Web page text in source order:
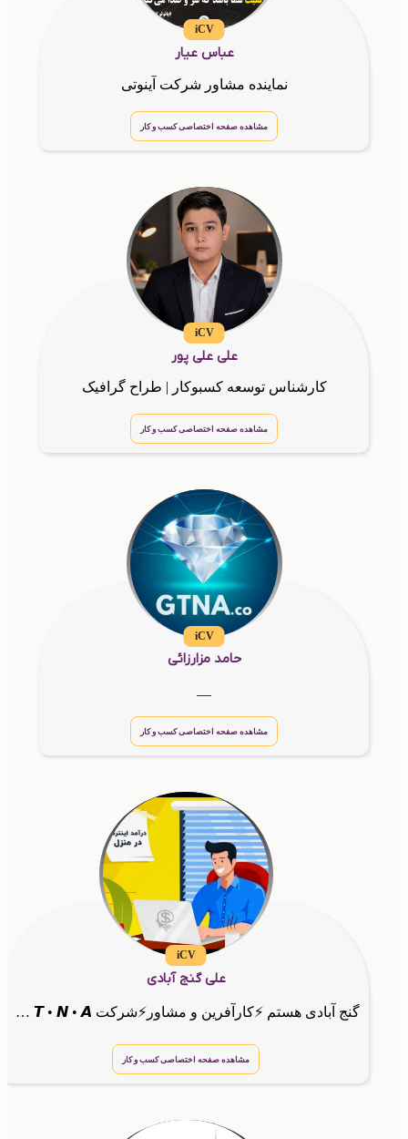
iCV
عباس عیار
نماینده مشاور شرکت آینوتی
مشاهده صفحه اختصاصی کسب و کار
iCV
علی علی پور
کارشناس توسعه کسبوکار | طراح گرافیک
مشاهده صفحه اختصاصی کسب و کار
iCV
حامد مزارزائی
مشاهده صفحه اختصاصی کسب و کار
iCV
علی گنج آبادی
گنج آبادی هستم ⚡کارآفرین و مشاور⚡شرکت 𝙂 • 𝙏 • 𝙉 • 𝘼
مشاهده صفحه اختصاصی کسب و کار